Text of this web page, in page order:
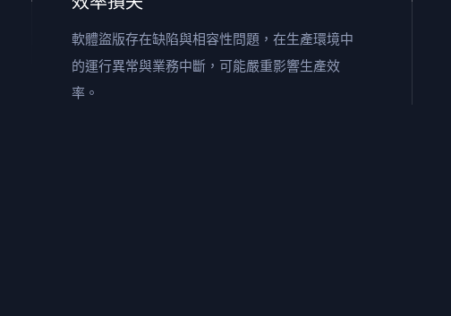
軟體盜版存在缺陷與相容性問題，在生產環境中
的運行異常與業務中斷，可能嚴重影響生產效
率。